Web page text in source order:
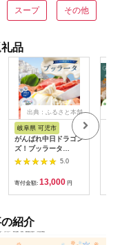
スープ その他
品
出典：ふるさと本舗
岐阜県 可児市
がんばれ中日ドラゴン
ズ！ブッラータ
（2022銀賞）1個【中
日ドラゴンズコラボ】
【0073-071】
5.0
寄付金額: 13,000 円
紹介